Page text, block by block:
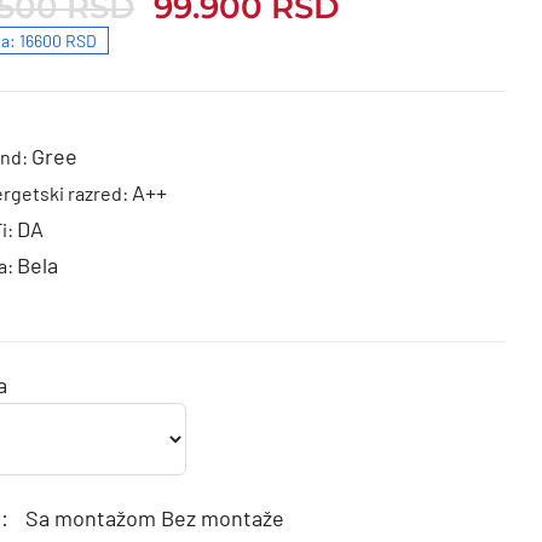
RSD
RSD. 99.900 RSD
RSD.
16600 RSD
Gree
razred: A++
DA
Bela
Sa montažom Bez montaže